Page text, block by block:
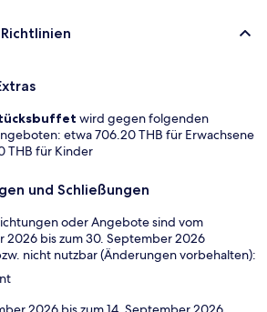
wird gegen folgenden
etwa 706.20 THB für Erwachsene
THB für Kinder
und Schließungen
oder Angebote sind vom
2026 bis zum 30. September 2026
nicht nutzbar (Änderungen vorbehalten):